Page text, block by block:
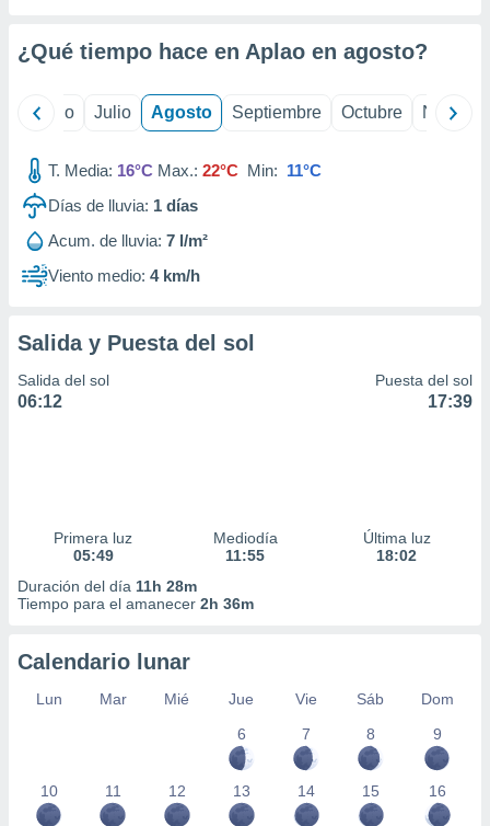
publicidad
de
¿Qué tiempo hace en Aplao en agosto?
Junio Julio Agosto Septiembre Octubre
T. Media: 16°C Max.: 22°C Min: 11°C
Días de lluvia: 1 días
Acum. de lluvia: 7 l/m²
Viento medio: 4 km/h
Salida y Puesta del sol
Salida del sol
06:12
Puesta del sol
17:39
Primera luz
05:49
Mediodía
11:55
Última luz
18:02
Duración del día 11h 28m
Tiempo para el amanecer 2h 36m
Calendario lunar
Lun Mar Mié Jue Vie Sáb
Dom
6
7 8 9
10 11 12 13 14 15 16